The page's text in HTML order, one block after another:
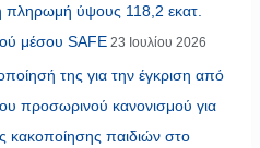
πληρωμή ύψους 118,2 εκατ.
μέσου SAFE 23 Ιουλίου 2026
της για την έγκριση από
προσωρινού κανονισμού για
κακοποίησης παιδιών στο